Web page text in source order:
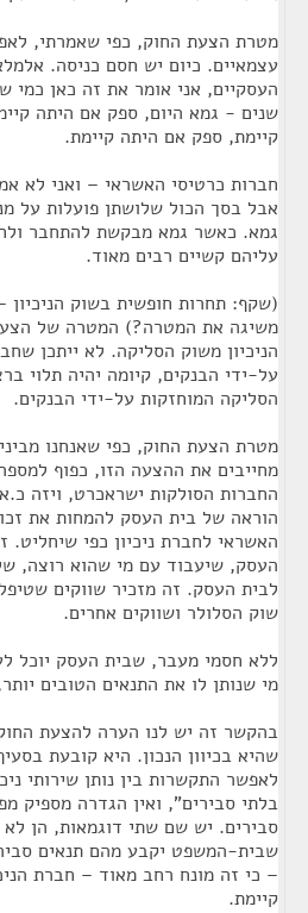
מטרת הצעת החוק, כפי שאמרתי,
עצמאיים. כיום יש חסם כניסה.
העסקיים, אני אומר את זה כאן כמי
שנים - גמא היום, ספק אם היתה
קיימת, ספק אם היתה קיימת.
חברות כרטיסי האשראי – ואני לא
אבל בסך הכול שלושתן פועלות על
גמא. כאשר גמא מבקשת להתחבר
עליהם קשיים רבים מאוד.
(שקף: תחרות חופשית בשוק
משיגה את המטרה?) המטרה של
הניכיון משוק הסליקה. לא ייתכן
על-ידי הבנקים, קיומה יהיה תלוי
הסליקה המוחזקות על-ידי הבנקים.
מטרת הצעת החוק, כפי שאנחנו
מחייבים את ההצעה הזו, כפוף
החברות הסולקות ישראכרט, ויזה
הוראה של בית העסק להמחות את
האשראי לחברת ניכיון כפי שיחליט.
העסק, שיעבוד עם מי שהוא רוצה,
לבית העסק. זה מזכיר שווקים
שוק הסלולר ושווקים אחרים.
ללא חסמי מעבר, שבית העסק יוכל
מי שנותן לו את התנאים הטובים
בהקשר זה יש לנו הערה להצעת
לאפשר התקשרות בין נותן שירותי
בלתי סבירים", ואין הגדרה מספיק
סבירים. יש שם שתי דוגמאות, הן
שבית-המשפט יקבע מהם תנאים
– כי זה מונח רחב מאוד – חברת
קיימת.